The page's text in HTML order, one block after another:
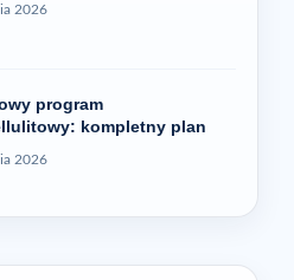
2026
program
kompletny plan
2026